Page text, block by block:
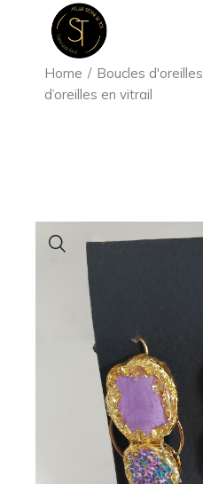
Home Boucles d'oreilles
d’oreilles en vitrail